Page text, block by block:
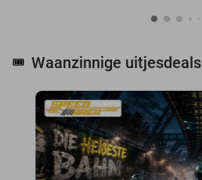
🎟️ Waanzinnige uitjesdeals